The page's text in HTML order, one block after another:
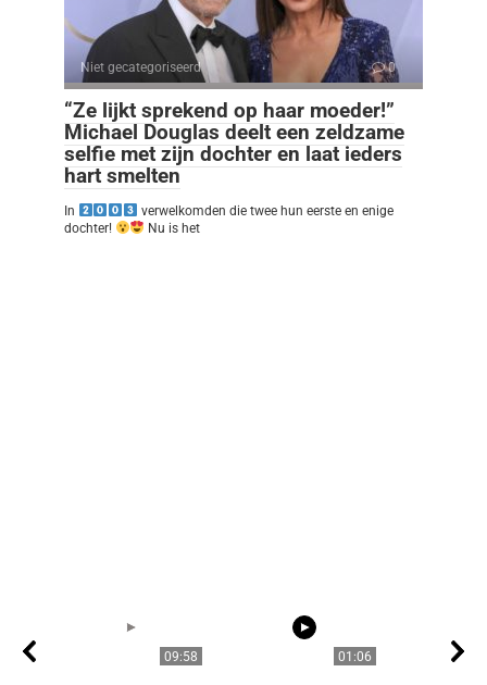
Niet gecategoriseerd 0
“Ze lijkt sprekend op haar moeder!”
Michael Douglas deelt een zeldzame
selfie met zijn dochter en laat ieders
hart smelten
In
verwelkomden die twee hun eerste en enige
dochter!
Nu is het
09:58 01:06